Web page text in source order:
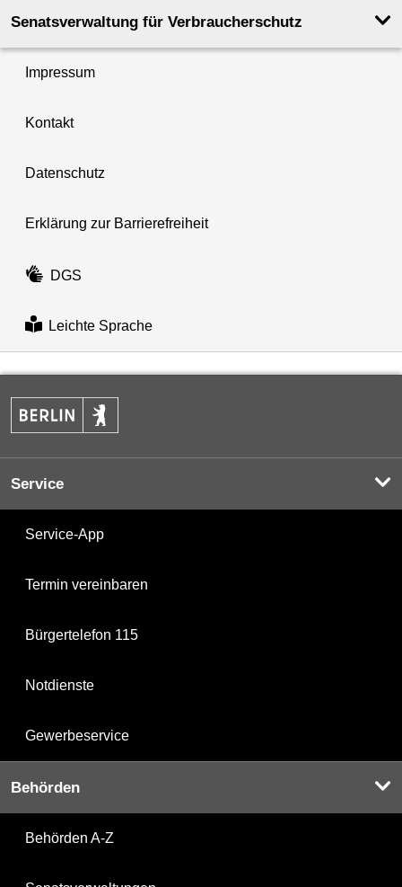
Senatsverwaltung für Verbraucherschutz
Impressum
Kontakt
Datenschutz
Erklärung zur Barrierefreiheit
DGS
Leichte Sprache
Service
Service-App
Termin vereinbaren
Bürgertelefon 115
Notdienste
Gewerbeservice
Behörden
Behörden A-Z